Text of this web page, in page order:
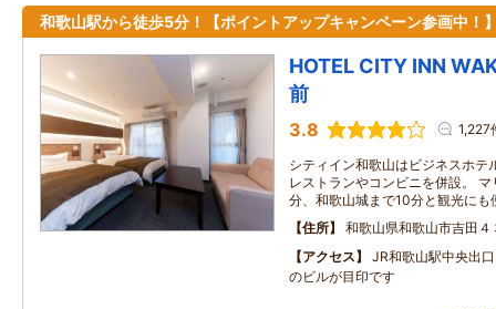
和歌山駅から徒歩5分！【ポイントアップキャンペーン参画中！
HOTEL CITY INN
前
3.8 1,227
シティイン和歌山はビジネスホテ
レストランやコンビニを併設。
分、和歌山城まで10分と観光にも
住所
和歌山県和歌山市吉田４
アクセス
JR和歌山駅中央出
のビルが目印です